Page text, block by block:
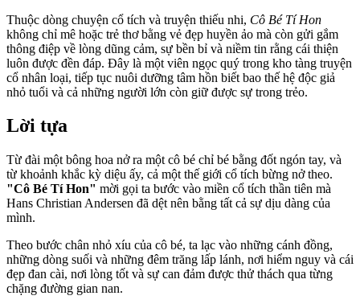
Thuộc dòng chuyện cổ tích và truyện thiếu nhi, Cô Bé Tí Hon
không chỉ mê hoặc trẻ thơ bằng vẻ đẹp huyền ảo mà còn gửi gắm
thông điệp về lòng dũng cảm, sự bền bỉ và niềm tin rằng cái thiện
luôn được đền đáp. Đây là một viên ngọc quý trong kho tàng truyện
cổ nhân loại, tiếp tục nuôi dưỡng tâm hồn biết bao thế hệ độc giả
nhỏ tuổi và cả những người lớn còn giữ được sự trong trẻo.
Lời tựa
Từ đài một bông hoa nở ra một cô bé chỉ bé bằng đốt ngón tay, và
từ khoảnh khắc kỳ diệu ấy, cả một thế giới cổ tích bừng nở theo.
"Cô Bé Tí Hon" mời gọi ta bước vào miền cổ tích thần tiên mà
Hans Christian Andersen đã dệt nên bằng tất cả sự dịu dàng của
mình.
Theo bước chân nhỏ xíu của cô bé, ta lạc vào những cánh đồng,
những dòng suối và những đêm trăng lấp lánh, nơi hiểm nguy và cái
đẹp đan cài, nơi lòng tốt và sự can đảm được thử thách qua từng
chặng đường gian nan.